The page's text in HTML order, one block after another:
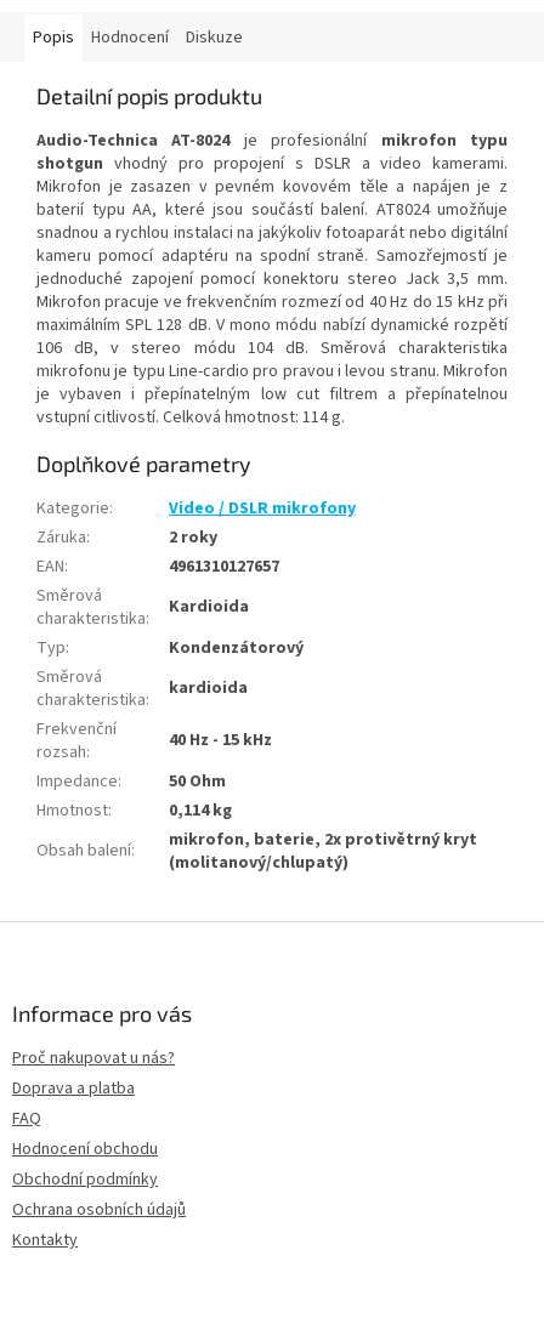
Popis Hodnocení Diskuze
Detailní popis produktu
Audio-Technica AT-8024je profesionální mikrofon typu
shotgun vhodný pro propojení s DSLR a video kamerami.
Mikrofon je zasazen v pevném kovovém těle a napájen je z
baterií typu AA, které jsou součástí balení. AT8024 umožňuje
snadnou a rychlou instalaci na jakýkoliv fotoaparát nebo digitální
kameru pomocí adaptéru na spodní straně. Samozřejmostí je
jednoduché zapojení pomocí konektoru stereo Jack 3,5 mm.
Mikrofon pracuje ve frekvenčním rozmezí od 40 Hz do 15 kHz při
maximálním SPL 128 dB. V mono módu nabízí dynamické rozpětí
106 dB, v stereo módu 104 dB. Směrová charakteristika
mikrofonu je typu Line-cardio pro pravou i levou stranu. Mikrofon
je vybaven i přepínatelným low cut filtrem a přepínatelnou
vstupní citlivostí. Celková hmotnost: 114 g.
Doplňkové parametry
Kategorie:
Video / DSLR mikrofony
Záruka:
2 roky
EAN:
4961310127657
Směrová
charakteristika:
Kardioida
Typ:
Kondenzátorový
Směrová
charakteristika:
kardioida
Frekvenční
rozsah:
40 Hz - 15 kHz
Impedance:
50 Ohm
Hmotnost:
0,114 kg
Obsah balení:
mikrofon, baterie, 2x protivětrný kryt
(molitanový/chlupatý)
Informace pro vás
Proč nakupovat u nás?
Doprava a platba
FAQ
Hodnocení obchodu
Obchodní podmínky
Ochrana osobních údajů
Kontakty